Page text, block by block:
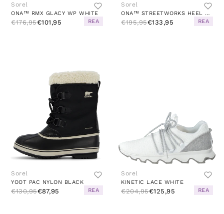
Sorel
ONA™ RMX GLACY WP WHITE
€176,95€101,95 REA
Sorel
ONA™ STREETWORKS HEEL CLOG BROWN
€195,95€133,95 REA
Sorel
YOOT PAC NYLON BLACK
€130,95€87,95 REA
Sorel
KINETIC LACE WHITE
€204,95€125,95 REA